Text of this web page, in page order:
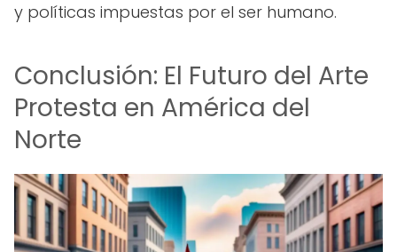
y políticas impuestas por el ser humano.
Conclusión: El Futuro del Arte
Protesta en América del
Norte